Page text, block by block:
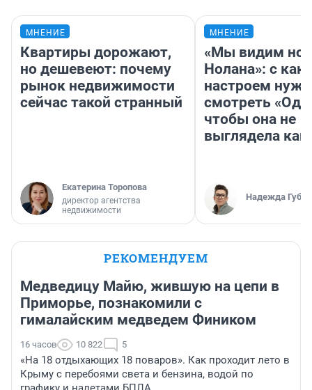
МНЕНИЕ
Квартиры дорожают,
но дешевеют: почему
рынок недвижимости
сейчас такой странный
Екатерина Торопова
директор агентства
недвижимости
МНЕНИЕ
«Мы видим
Нолана»: с
настроем
смотреть
чтобы она не
выглядела как
Надежда
РЕКОМЕНДУЕМ
Медведицу Майю, жившую на цепи в
Приморье, познакомили с
гималайским медведем Фиником
16 часов 10 822 5
«На 18 отдыхающих 18 поваров». Как проходит лето в
Крыму с перебоями света и бензина, водой по